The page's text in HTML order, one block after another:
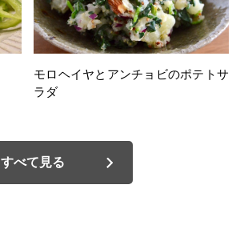
モロヘイヤとアンチョビのポテトサ
ラダ
すべて見る